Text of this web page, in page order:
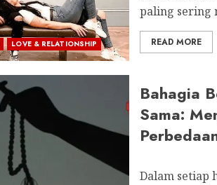
LOVE & RELATIONSHIP
paling sering
READ MORE
Bahagia
Sama:
Dalam setiap